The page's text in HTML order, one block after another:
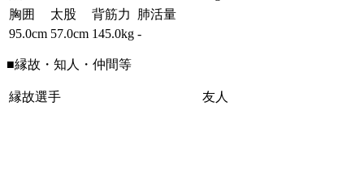
胸囲
太股 背筋力
肺活量
95.0cm 57.0cm 145.0kg -
■縁故・知人・仲間等
縁故選手 友人